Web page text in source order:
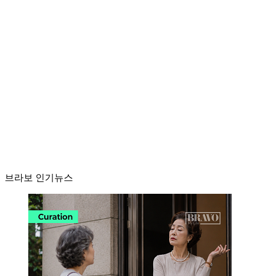
브라보 인기뉴스